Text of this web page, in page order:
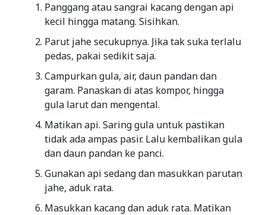
Panggang atau sangrai kacang dengan api
kecil hingga matang. Sisihkan.
Parut jahe secukupnya. Jika tak suka terlalu
pedas, pakai sedikit saja.
Campurkan gula, air, daun pandan dan
garam. Panaskan di atas kompor, hingga
gula larut dan mengental.
Matikan api. Saring gula untuk pastikan
tidak ada ampas pasir. Lalu kembalikan gula
dan daun pandan ke panci.
Gunakan api sedang dan masukkan parutan
jahe, aduk rata.
Masukkan kacang dan aduk rata. Matikan